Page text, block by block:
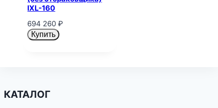
IXL-160
694 260₽
Купить
КАТАЛОГ